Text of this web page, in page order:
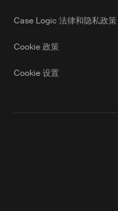
Case Logic 法律和隐私政策
Cookie 政策
Cookie 设置